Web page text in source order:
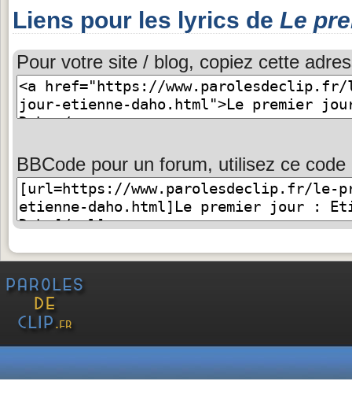
Liens pour les lyrics de Le
Pour votre site / blog, copiez cette
BBCode pour un forum, utilisez ce code